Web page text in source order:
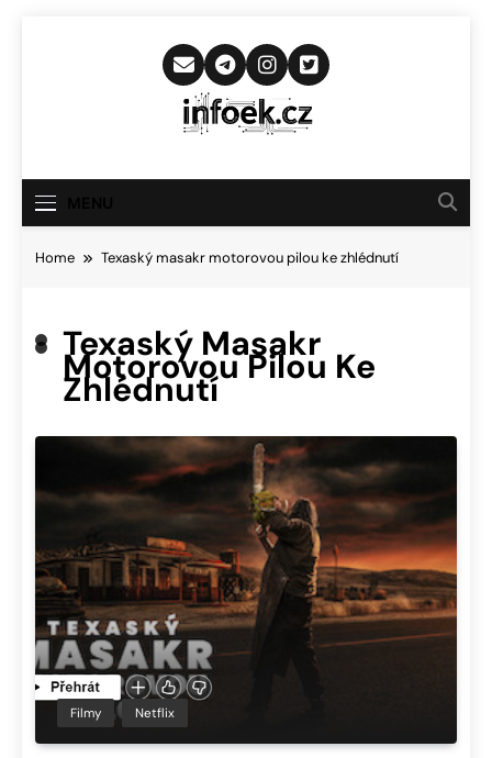
Infoek.cz
Novinkám
Home Texaský masakr motorovou pilou ke zhlédnutí
Texaský Masakr
Motorovou Pilou Ke
Zhlédnutí
Filmy Netflix